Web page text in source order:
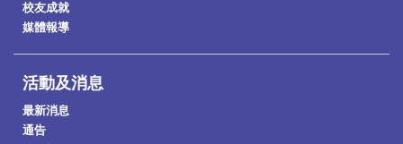
校友成就
媒體報導
活動及消息
最新消息
通告